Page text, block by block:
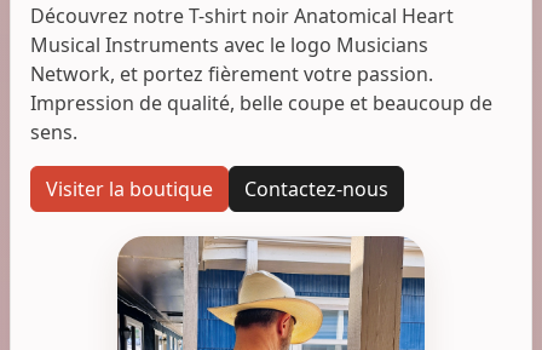
Découvrez notre T-shirt noir Anatomical Heart
Musical Instruments avec le logo Musicians
Network, et portez fièrement votre passion.
Impression de qualité, belle coupe et beaucoup de
sens.
Visiter la boutique Contactez-nous